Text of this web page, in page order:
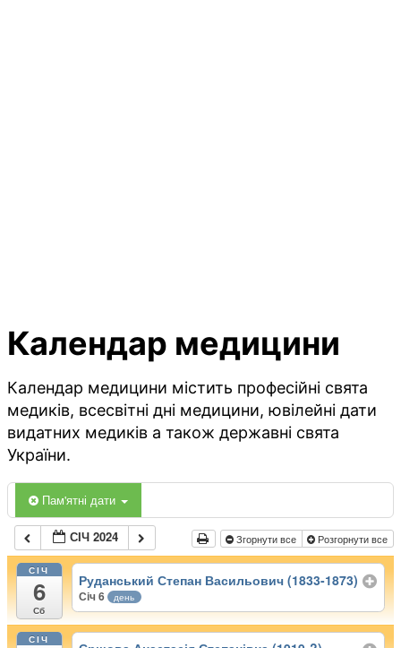
Календар медицини
Календар медицини містить професійні свята
медиків, всесвітні дні медицини, ювілейні дати
видатних медиків а також державні свята
України.
Пам'ятні дати
СІЧ 2024 Згорнути все Розгорнути все
СІЧ
6
Сб
Руданський Степан Васильович (1833-1873)
Січ 6 день
СІЧ